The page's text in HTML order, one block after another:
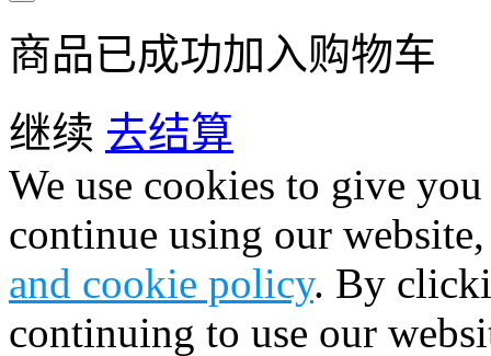
商品已成功加入购物车
继续 去结算
We use cookies to give
continue using our
and cookie policy. By
continuing to use our